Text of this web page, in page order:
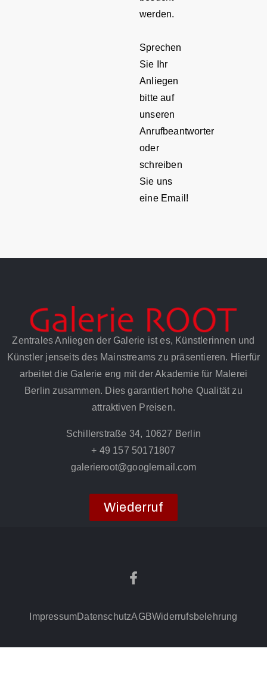
werden.
Sprechen
Sie Ihr
Anliegen
bitte auf
unseren
Anrufbeantworter
oder
schreiben
Sie uns
eine Email!
Zentrales Anliegen der Galerie ist es, Künstlerinnen und
Künstler jenseits des Mainstreams zu präsentieren. Hierfür
arbeitet die Galerie eng mit der Akademie für Malerei
Berlin zusammen. Dies garantiert hohe Qualität zu
attraktiven Preisen.
Schillerstraße 34, 10627 Berlin
+ 49 157 50171807
galerieroot@googlemail.com
Wiederruf
ImpressumDatenschutzAGBWiderrufsbelehrung